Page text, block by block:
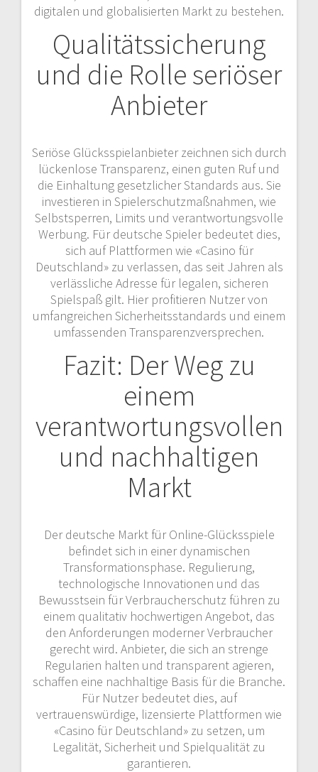
digitalen und globalisierten Markt zu bestehen.
Qualitätssicherung
und die Rolle seriöser
Anbieter
Seriöse Glücksspielanbieter zeichnen sich durch
lückenlose Transparenz, einen guten Ruf und
die Einhaltung gesetzlicher Standards aus. Sie
investieren in Spielerschutzmaßnahmen, wie
Selbstsperren, Limits und verantwortungsvolle
Werbung. Für deutsche Spieler bedeutet dies,
sich auf Plattformen wie «Casino für
Deutschland» zu verlassen, das seit Jahren als
verlässliche Adresse für legalen, sicheren
Spielspaß gilt. Hier profitieren Nutzer von
umfangreichen Sicherheitsstandards und einem
umfassenden Transparenzversprechen.
Fazit: Der Weg zu
einem
verantwortungsvollen
und nachhaltigen
Markt
Der deutsche Markt für Online-Glücksspiele
befindet sich in einer dynamischen
Transformationsphase. Regulierung,
technologische Innovationen und das
Bewusstsein für Verbraucherschutz führen zu
einem qualitativ hochwertigen Angebot, das
den Anforderungen moderner Verbraucher
gerecht wird. Anbieter, die sich an strenge
Regularien halten und transparent agieren,
schaffen eine nachhaltige Basis für die Branche.
Für Nutzer bedeutet dies, auf
vertrauenswürdige, lizensierte Plattformen wie
«Casino für Deutschland» zu setzen, um
Legalität, Sicherheit und Spielqualität zu
garantieren.